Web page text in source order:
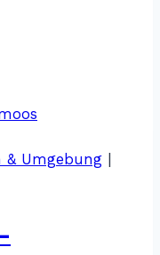
& Umgebung |